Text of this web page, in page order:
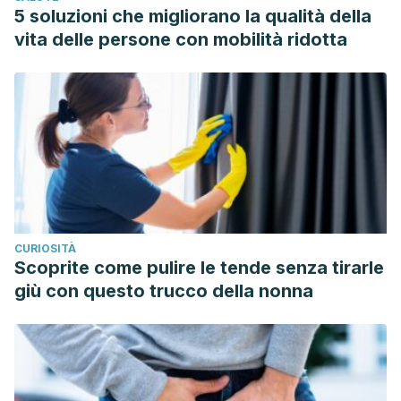
house concept in northern Sweden – a case study of
performance. In Passivhus Norden 2013,
Göteborg,Sweden, 15-17 October 2013.
5 soluzioni che migliorano la qualità della
vita delle persone con mobilità ridotta
CURIOSITÀ
Scoprite come pulire le tende senza tirarle
giù con questo trucco della nonna